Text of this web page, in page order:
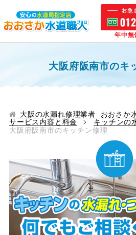
年中無
大阪府阪南市のキ
大阪の水漏れ修理業者 おおさか
サービス内容と料金
キッチンの
大阪府阪南市のキッチン修理